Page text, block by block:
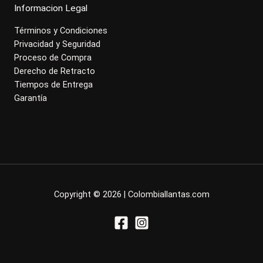
Informacion Legal
Términos y Condiciones
Privacidad y Seguridad
Proceso de Compra
Derecho de Retracto
Tiempos de Entrega
Garantía
Copyright © 2026 | Colombiallantas.com